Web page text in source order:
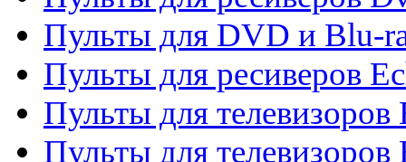
Пульты для DVD и Blu-
Пульты для ресиверов
Пульты для телевизоров
Пульты для телевизоров